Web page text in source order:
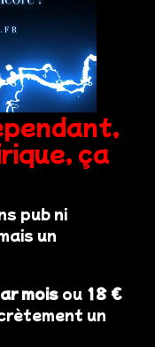
ça
pub ni
un
mois ou 18 €
un